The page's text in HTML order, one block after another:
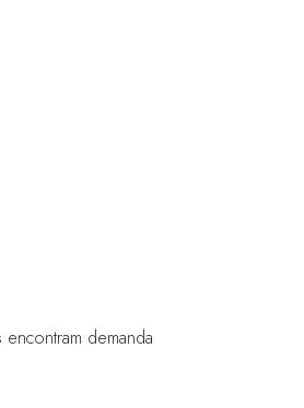
demanda